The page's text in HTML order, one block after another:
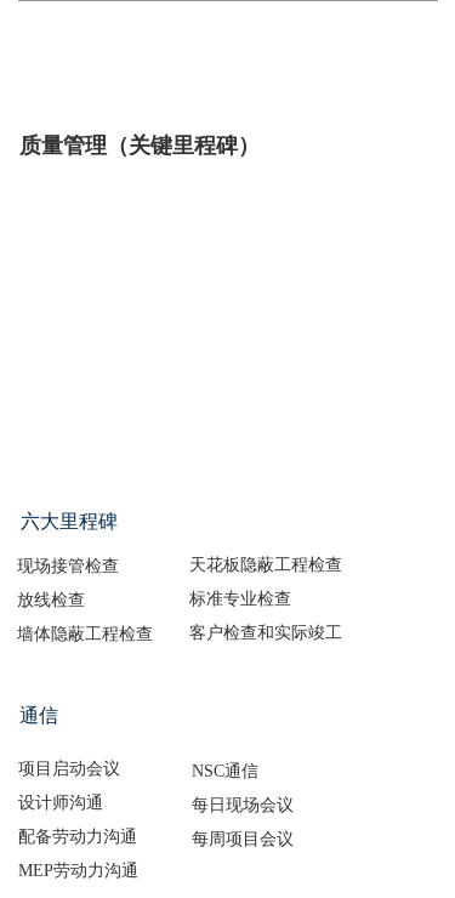
六大里程碑
现场接管检查
放线检查
墙体隐蔽工程检查
质量管理（关键里程碑）
通信
项目启动会议
设计师沟通
配备劳动力沟通
MEP劳动力沟通
天花板隐蔽工程检查
标准专业检查
客户检查和实际竣工
NSC通信
每日现场会议
每周项目会议